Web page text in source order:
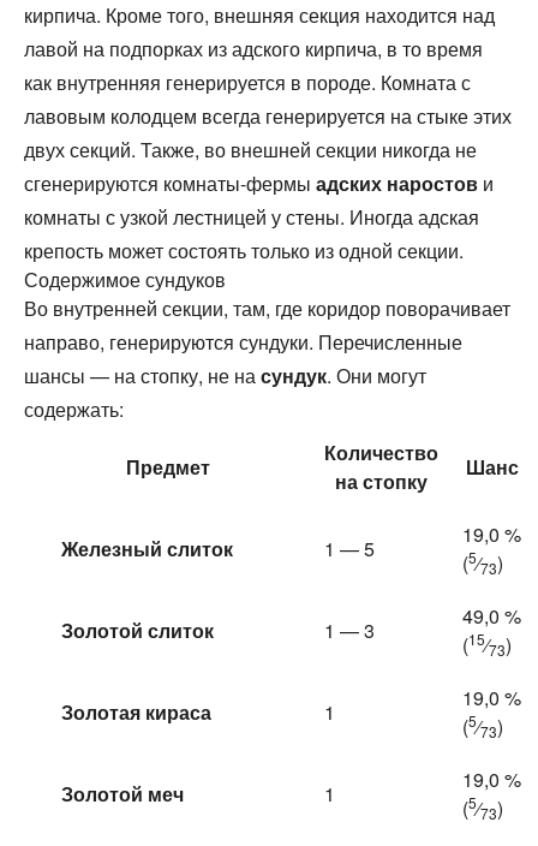
кирпича. Кроме того, внешняя секция находится над
лавой на подпорках из адского кирпича, в то время
как внутренняя генерируется в породе. Комната с
лавовым колодцем всегда генерируется на стыке этих
двух секций. Также, во внешней секции никогда не
сгенерируются комнаты-фермы адских наростов и
комнаты с узкой лестницей у стены. Иногда адская
крепость может состоять только из одной секции.
Содержимое сундуков
Во внутренней секции, там, где коридор поворачивает
направо, генерируются сундуки. Перечисленные
шансы — на стопку, не насундук. Они могут
содержать:
Предмет
Количество
на стопку
Шанс
Железный слиток 1 — 5
19,0 %
(5⁄73)
Золотой слиток 1 — 3
49,0 %
(15⁄73)
Золотая кираса 1
19,0 %
(5⁄73)
Золотой меч 1
19,0 %
(5⁄73)